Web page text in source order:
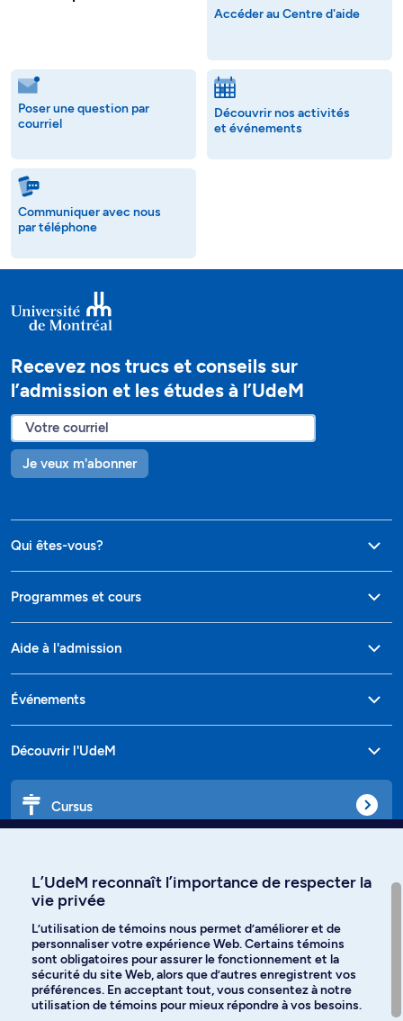
Accéder au Centre d'aide
Poser une question par
courriel
Découvrir nos activités
et événements
Communiquer avec nous
par téléphone
Recevez nos trucs et conseils sur
l’admission et les études à l’UdeM
Je veux m'abonner
Qui êtes-vous?
Programmes et cours
Aide à l'admission
Événements
Découvrir l'UdeM
Cursus
Langues
Facebook Instagram
L’UdeM reconnaît l’importance de respecter la
vie privée
L’utilisation de témoins nous permet d’améliorer et de
personnaliser votre expérience Web. Certains témoins
sont obligatoires pour assurer le fonctionnement et la
sécurité du site Web, alors que d’autres enregistrent vos
préférences. En acceptant tout, vous consentez à notre
utilisation de témoins pour mieux répondre à vos besoins.